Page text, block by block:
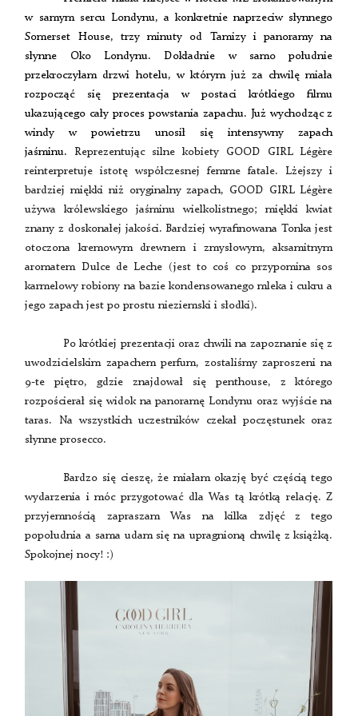
w samym sercu Londynu, a konkretnie naprzeciw słynnego
Somerset House, trzy minuty od Tamizy i panoramy na
słynne Oko Londynu. Dokładnie w samo południe
przekroczyłam drzwi hotelu, w którym już za chwilę miała
rozpocząć się prezentacja w postaci krótkiego filmu
ukazującego cały proces powstania zapachu. Już wychodząc z
windy w powietrzu unosił się intensywny zapach
jaśminu. Reprezentując silne kobiety GOOD GIRL Légère
reinterpretuje istotę współczesnej femme fatale. Lżejszy i
bardziej miękki niż oryginalny zapach, GOOD GIRL Légère
używa królewskiego jaśminu wielkolistnego; miękki kwiat
znany z doskonałej jakości. Bardziej wyrafinowana Tonka jest
otoczona kremowym drewnem i zmysłowym, aksamitnym
aromatem Dulce de Leche (jest to coś co przypomina sos
karmelowy robiony na bazie kondensowanego mleka i cukru a
jego zapach jest po prostu nieziemski i słodki).
Po krótkiej prezentacji oraz chwili na zapoznanie się z
uwodzicielskim zapachem perfum, zostaliśmy zaproszeni na
9-te piętro, gdzie znajdował się penthouse, z którego
rozpościerał się widok na panoramę Londynu oraz wyjście na
taras. Na wszystkich uczestników czekał poczęstunek oraz
słynne prosecco.
Bardzo się cieszę, że miałam okazję być częścią tego
wydarzenia i móc przygotować dla Was tą krótką relację. Z
przyjemnością zapraszam Was na kilka zdjęć z tego
popołudnia a sama udam się na upragnioną chwilę z książką.
Spokojnej nocy! :)